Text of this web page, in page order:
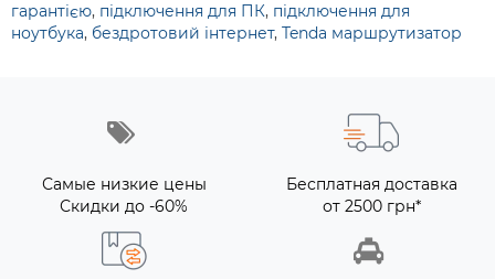
гарантією, підключення для ПК, підключення для
ноутбука, бездротовий інтернет, Tenda маршрутизатор
Самые низкие цены
Скидки до -60%
Бесплатная доставка
от 2500 грн*